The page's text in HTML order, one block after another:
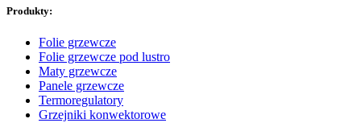
Produkty:
Folie grzewcze
Folie grzewcze pod lustro
Maty grzewcze
Panele grzewcze
Termoregulatory
Grzejniki konwektorowe